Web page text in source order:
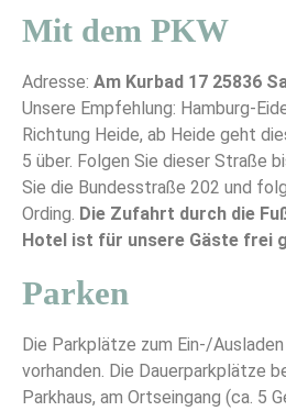
Mit dem PKW
Adresse: Am Kurbad 17 25836
Unsere Empfehlung: Hamburg-
Richtung Heide, ab Heide geht
5 über. Folgen Sie dieser Straße
Sie die Bundesstraße 202 und
Ording. Die Zufahrt durch die
Hotel ist für unsere Gäste frei
Parken
Die Parkplätze zum Ein-/
vorhanden. Die Dauerparkplätze
Parkhaus, am Ortseingang (ca. 5